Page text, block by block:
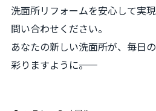
洗面所リフォームを安心して実
問い合わせください。
あなたの新しい洗面所が、毎日
彩りますように――。